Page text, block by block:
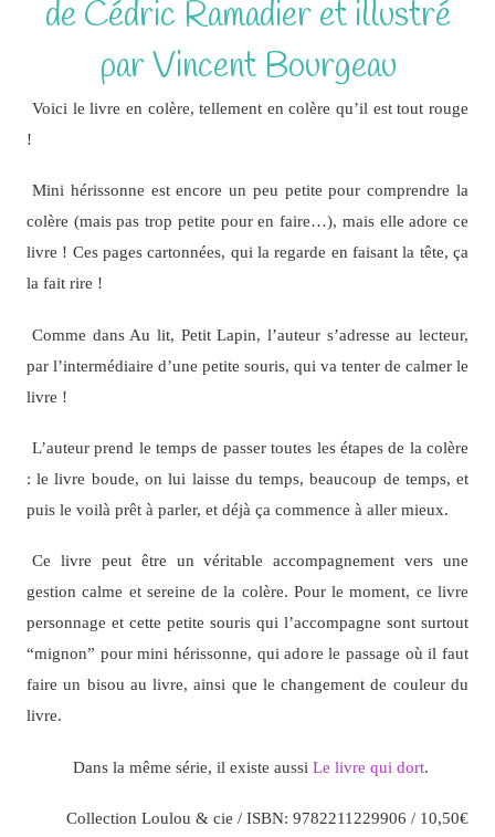
de Cédric Ramadier et illustré
par Vincent Bourgeau
Voici le livre en colère, tellement en colère qu’il est tout rouge
!
Mini hérissonne est encore un peu petite pour comprendre la
colère (mais pas trop petite pour en faire…), mais elle adore ce
livre ! Ces pages cartonnées, qui la regarde en faisant la tête, ça
la fait rire !
Comme dans Au lit, Petit Lapin, l’auteur s’adresse au lecteur,
par l’intermédiaire d’une petite souris, qui va tenter de calmer le
livre !
L’auteur prend le temps de passer toutes les étapes de la colère
: le livre boude, on lui laisse du temps, beaucoup de temps, et
puis le voilà prêt à parler, et déjà ça commence à aller mieux.
Ce livre peut être un véritable accompagnement vers une
gestion calme et sereine de la colère. Pour le moment, ce livre
personnage et cette petite souris qui l’accompagne sont surtout
“mignon” pour mini hérissonne, qui adore le passage où il faut
faire un bisou au livre, ainsi que le changement de couleur du
livre.
Dans la même série, il existe aussi Le livre qui dort.
Collection Loulou & cie / ISBN: 9782211229906 / 10,50€